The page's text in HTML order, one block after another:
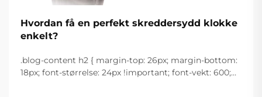
Hvordan få en perfekt skreddersydd klokke
enkelt?
.blog-content h2 { margin-top: 26px; margin-bottom:
18px; font-størrelse: 24px !important; font-vekt: 600;